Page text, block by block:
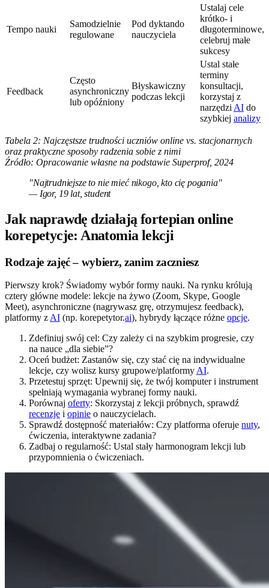
Tempo nauki
Samodzielnie
regulowane
Pod dyktando
nauczyciela
Ustalaj cele
krótko- i
długoterminowe,
celebruj małe
sukcesy
Feedback
Często
asynchroniczny
lub opóźniony
Błyskawiczny
podczas lekcji
Ustal stałe
terminy
konsultacji,
korzystaj z
narzędzi AI do
szybkiej analizy
Tabela 2: Najczęstsze trudności uczniów online vs. stacjonarnych
oraz praktyczne sposoby radzenia sobie z nimi
Źródło: Opracowanie własne na podstawie Superprof, 2024
"Najtrudniejsze to nie mieć nikogo, kto cię pogania"
— Igor, 19 lat, student
Jak naprawdę działają fortepian online
korepetycje: Anatomia lekcji
Rodzaje zajęć – wybierz, zanim zaczniesz
Pierwszy krok? Świadomy wybór formy nauki. Na rynku królują
cztery główne modele: lekcje na żywo (Zoom, Skype, Google
Meet), asynchroniczne (nagrywasz grę, otrzymujesz feedback),
platformy z AI (np. korepetytor.ai), hybrydy łączące różne opcje.
Zdefiniuj swój cel: Czy zależy ci na szybkim progresie, czy
na nauce „dla siebie”?
Oceń budżet: Zastanów się, czy stać cię na indywidualne
lekcje, czy wolisz kursy grupowe/platformy AI.
Przetestuj sprzęt: Upewnij się, że twój komputer i instrument
spełniają wymagania wybranej formy nauki.
Porównaj oferty: Skorzystaj z lekcji próbnych, sprawdź
recenzje i opinie o nauczycielach.
Sprawdź dostępność materiałów: Czy platforma oferuje nuty,
ćwiczenia, interaktywne zadania?
Zadbaj o regularność: Ustal stały harmonogram lekcji lub
przypomnienia o ćwiczeniach.